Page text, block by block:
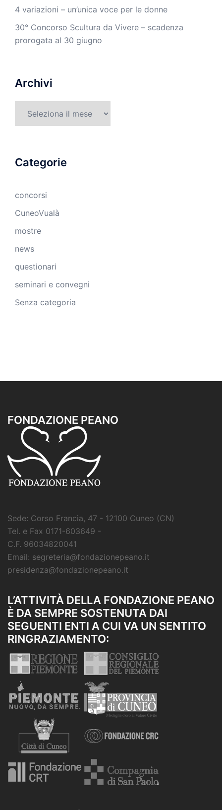
4 variazioni – un’unica voce per le donne
30° Concorso Scultura da Vivere – scadenza
prorogata al 30 giugno
Archivi
Categorie
concorsi
CuneoVualà
mostre
news
questionari
seminari e convegni
Senza categoria
FONDAZIONE PEANO
Sede: Corso Francia, 47 - 12100 Cuneo (CN)
Tel. e Fax 0171-603649 -
C.F. 96034820041
Email: segreteria@fondazionepeano.it
presidenza@fondazionepeano.it
L’ATTIVITÀ DELLA FONDAZIONE PEANO
È DA SEMPRE SOSTENUTA DAI
SEGUENTI ENTI A CUI VA UN SENTITO
RINGRAZIAMENTO: